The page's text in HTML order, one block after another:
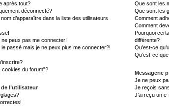
après tout?
déconnecté?
d’apparaître dans la liste des utilisateurs
peux pas me connecter!
passé mais je ne peux plus me connecter?!
cookies du forum”?
l’utilisateur
Que sont les
Que sont les
Comment
Comment
Pourquoi
différente?
Qu’est-ce
Qu’est-ce que
Messagerie
Je ne peux
Je reçois
J’ai reçu un